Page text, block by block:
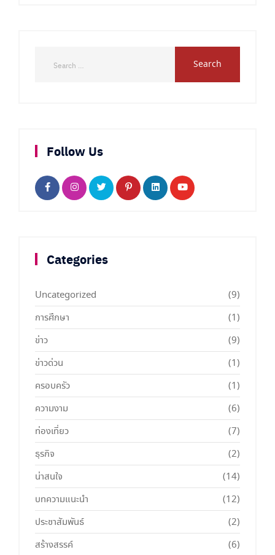
Follow Us
Categories
Uncategorized
(9)
การศึกษา
(1)
ข่าว
(9)
ข่าวด่วน
(1)
ครอบครัว
(1)
ความงาม
(6)
ท่องเที่ยว
(7)
ธุรกิจ
(2)
น่าสนใจ
(14)
บทความแนะนำ
(12)
ประชาสัมพันธ์
(2)
สร้างสรรค์
(6)